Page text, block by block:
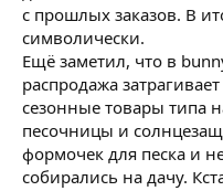
с прошлых заказов. В
символически.
Ещё заметил, что в
распродажа
сезонные товары типа
песочницы и
формочек для песка и
собирались на дачу.